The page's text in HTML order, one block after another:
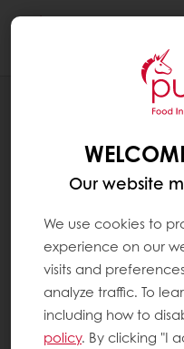
NEXT
Our website
We use cookies to
experience on our
visits and
analyze traffic. To
including how to
policy. By clicking "I